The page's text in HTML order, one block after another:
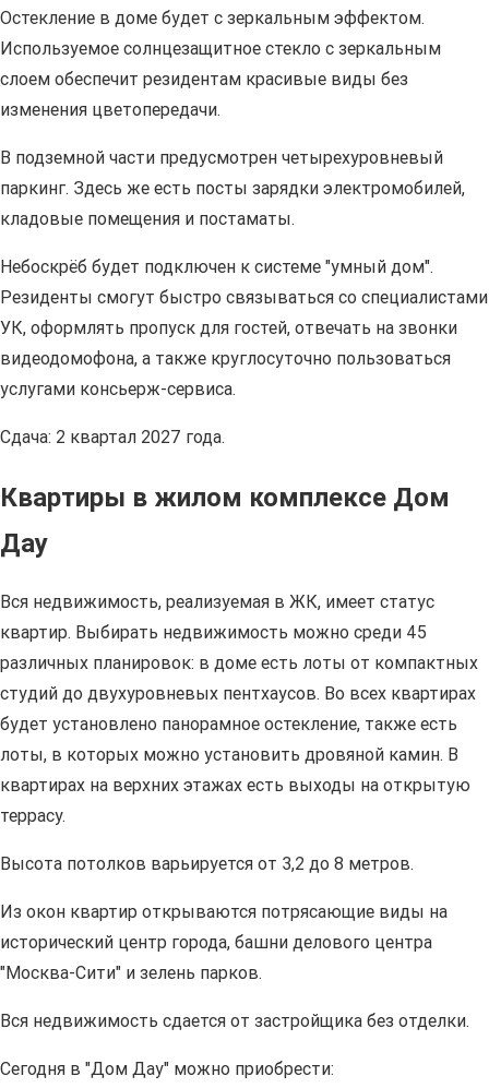
Остекление в доме будет с зеркальным эффектом.
Используемое солнцезащитное стекло с зеркальным
слоем обеспечит резидентам красивые виды без
изменения цветопередачи.
В подземной части предусмотрен четырехуровневый
паркинг. Здесь же есть посты зарядки электромобилей,
кладовые помещения и постаматы.
Небоскрёб будет подключен к системе "умный дом".
Резиденты смогут быстро связываться со специалистами
УК, оформлять пропуск для гостей, отвечать на звонки
видеодомофона, а также круглосуточно пользоваться
услугами консьерж-сервиса.
Сдача: 2 квартал 2027 года.
Квартиры в жилом комплексе Дом
Дау
Вся недвижимость, реализуемая в ЖК, имеет статус
квартир. Выбирать недвижимость можно среди 45
различных планировок: в доме есть лоты от компактных
студий до двухуровневых пентхаусов. Во всех квартирах
будет установлено панорамное остекление, также есть
лоты, в которых можно установить дровяной камин. В
квартирах на верхних этажах есть выходы на открытую
террасу.
Высота потолков варьируется от 3,2 до 8 метров.
Из окон квартир открываются потрясающие виды на
исторический центр города, башни делового центра
"Москва-Сити" и зелень парков.
Вся недвижимость сдается от застройщика без отделки.
Сегодня в "Дом Дау" можно приобрести: